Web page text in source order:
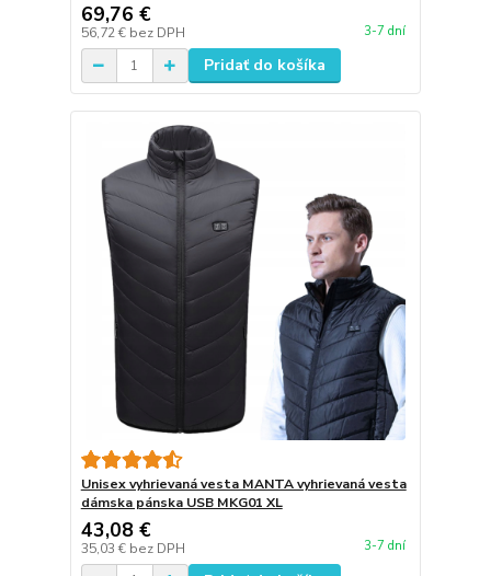
69,76 €
56,72 € bez DPH 3-7 dní
Pridať do košíka
Unisex vyhrievaná vesta MANTA vyhrievaná vesta
dámska pánska USB MKG01 XL
43,08 €
35,03 € bez DPH 3-7 dní